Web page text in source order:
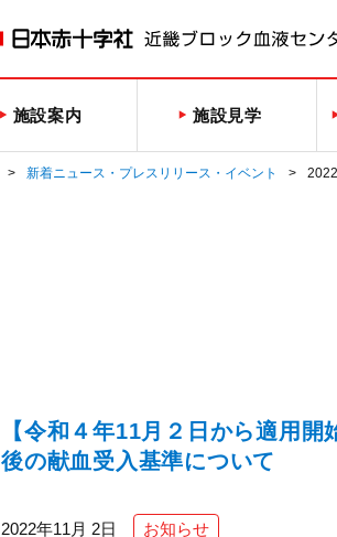
施設案内 施設見学
新着ニュース・プレスリリース・イベント
【令和４年11月２日から適用
後の献血受入基準について
2022年11月 2日 お知らせ